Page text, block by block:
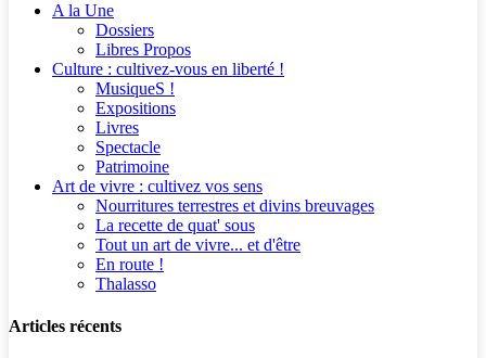
A la Une
Dossiers
Libres Propos
Culture : cultivez-vous en liberté !
MusiqueS !
Expositions
Livres
Spectacle
Patrimoine
Art de vivre : cultivez vos sens
Nourritures terrestres et divins breuvages
La recette de quat' sous
Tout un art de vivre... et d'être
En route !
Thalasso
Articles récents